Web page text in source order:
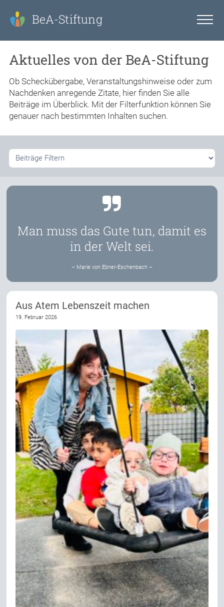
BeA-Stiftung
Aktuelles von der BeA-Stiftung
Ob Scheckübergabe, Veranstaltungshinweise oder zum
Nachdenken anregende Zitate, hier finden Sie alle
Beiträge im Überblick. Mit der Filterfunktion können Sie
genauer nach bestimmten Inhalten suchen.
Man muss das Gute tun, damit es
in der Welt sei.
– Marie von Ebner-Eschenbach –
Aus Atem Lebenszeit machen
19. Februar 2026